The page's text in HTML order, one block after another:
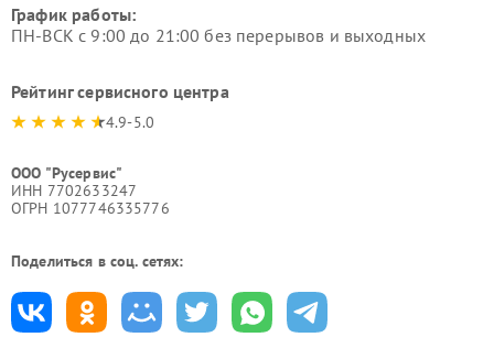
График работы:
ПН-ВСК с 9:00 до 21:00 без перерывов и выходных
Рейтинг сервисного центра
4.9-5.0
ООО "Русервис"
ИНН 7702633247
ОГРН 1077746335776
Поделиться в соц. сетях: